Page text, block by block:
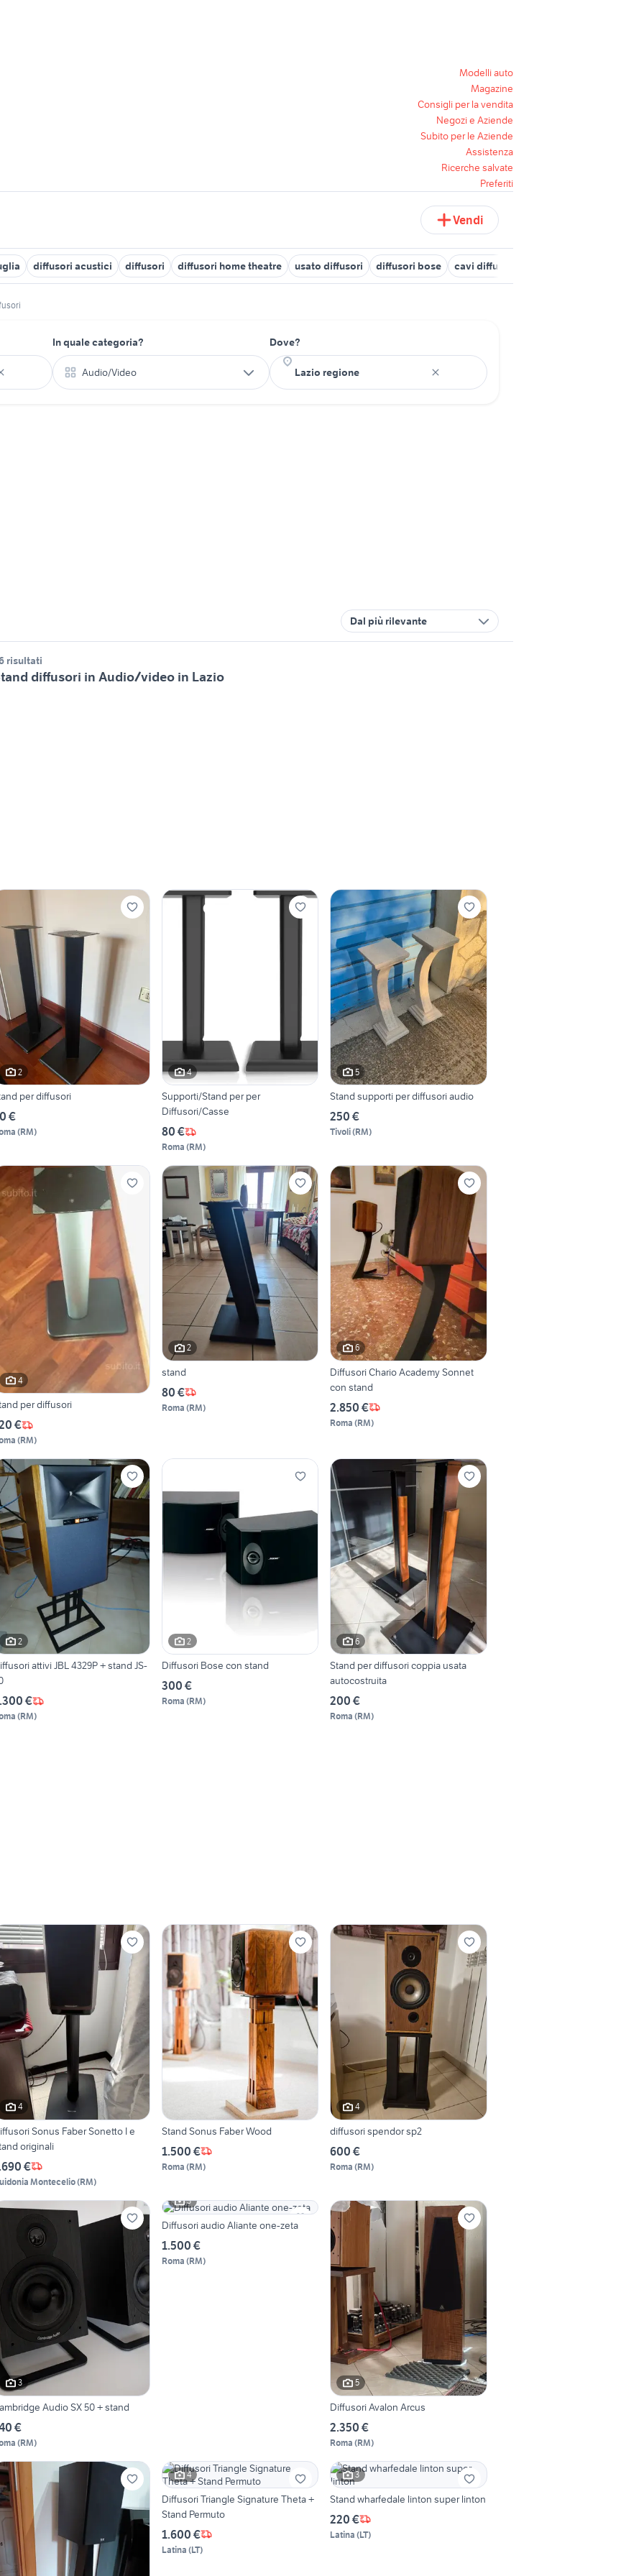
Modelli auto
Magazine
Consigli per la vendita
Negozi e Aziende
Subito per le Aziende
Assistenza
Ricerche salvate
Preferiti
Vendi
diffusori acustici diffusori diffusori home theatre usato diffusori diffusori bose cavi diffusori
In quale categoria?
Audio/Video
Dove?
Dal più rilevante
risultati
diffusori in Audio/video in Lazio
2
per diffusori
€
(RM)
4
Supporti/Stand per per
Diffusori/Casse
80 €
Roma (RM)
5
Stand supporti per diffusori audio
250 €
Tivoli(RM)
4
per diffusori
€
(RM)
2
stand
80 €
Roma (RM)
6
Diffusori Chario Academy Sonnet
con stand
2.850 €
Roma (RM)
2
attivi JBL 4329P + stand JS-
€
(RM)
2
Diffusori Bose con stand
300 €
Roma (RM)
6
Stand per diffusori coppia usata
autocostruita
200 €
Roma (RM)
4
Sonus Faber Sonetto I e
originali
€
Montecelio(RM)
Stand Sonus Faber Wood
1.500 €
Roma (RM)
4
diffusori spendor sp2
600 €
Roma (RM)
3
Audio SX 50 + stand
€
(RM)
3
Diffusori audio Aliante one-zeta
1.500 €
Roma (RM)
5
Diffusori Avalon Arcus
2.350 €
Roma (RM)
4
Diffusori Triangle Signature Theta +
Stand Permuto
1.600 €
Latina (LT)
3
Stand wharfedale linton super linton
220 €
Latina (LT)